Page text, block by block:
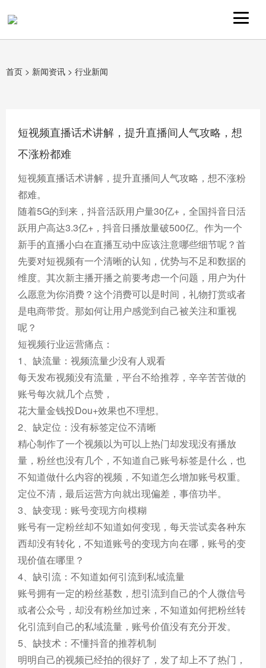
首页 > 新闻资讯 > 行业新闻
短视频直播话术讲解，提升直播间人气攻略，想
不涨粉都难
短视频直播话术讲解，提升直播间人气攻略，想不涨粉
都难。
随着5G的到来，抖音活跃用户量30亿+，全国抖音日活
跃用户高达3.3亿+，抖音日播放量破500亿。作为一个
新手的直播小白在直播互动中应该注意哪些细节呢？首
先要对短视频有一个清晰的认知，优势与不足和数据的
维度。其次新主播开播之前要考虑一个问题，用户为什
么愿意为你消费？这个消费可以是时间，礼物打赏或者
是电商带货。那如何让用户感觉到自己被关注和重视
呢？
短视频行业运营痛点：
1、缺流量：视频流量少没有人观看
每天发布视频没有流量，平台不给推荐，辛辛苦苦做的
账号每次就几个点赞，
花大量金钱投Dou+效果也不理想。
2、缺定位：没有标签定位不清晰
精心制作了一个视频以为可以上热门却发现没有播放
量，粉丝也没有几个，不知道自己账号标签是什么，也
不知道做什么内容的视频，不知道怎么增加账号权重。
定位不清，最后运营方向就出现偏差，事倍功半。
3、缺变现：账号变现方向模糊
账号有一定粉丝却不知道如何变现，每天尝试卖各种东
西却没有转化，不知道账号的变现方向在哪，账号的变
现价值在哪里？
4、缺引流：不知道如何引流到私域流量
账号拥有一定的粉丝基数，想引流到自己的个人微信号
或者公众号，却没有粉丝加过来，不知道如何把粉丝转
化引流到自己的私域流量，账号价值没有充分开发。
5、缺技术：不懂抖音的推荐机制
明明自己的视频已经拍的很好了，发了却上不了热门，